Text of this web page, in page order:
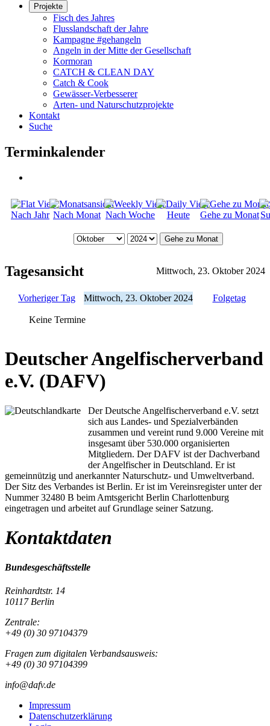
Projekte
Fisch des Jahres
Flusslandschaft der Jahre
Kampagne #gehangeln
Angeln in der Mitte der Gesellschaft
Kormoran
CATCH & CLEAN DAY
Catch & Cook
Gewässer-Verbesserer
Arten- und Naturschutzprojekte
Kontakt
Suche
Terminkalender
Nach Jahr Nach Monat Nach Woche Heute Gehe zu Monat
Gehe zu Monat
Tagesansicht Mittwoch, 23. Oktober 2024
Vorheriger Tag Mittwoch, 23. Oktober 2024 Folgetag
Keine Termine
Deutscher Angelfischerverband
e.V. (DAFV)
Der Deutsche Angelfischerverband e.V. setzt
sich aus Landes- und Spezialverbänden
zusammen und vereint rund 9.000 Vereine mit
insgesamt über 530.000 organisierten
Mitgliedern. Der DAFV ist der Dachverband
der Angelfischer in Deutschland. Er ist
gemeinnützig und anerkannter Naturschutz- und Umweltverband.
Der Sitz des Verbandes ist Berlin. Er ist im Vereinsregister unter der
Nummer 32480 B beim Amtsgericht Berlin Charlottenburg
eingetragen und arbeitet auf Grundlage seiner Satzung.
Kontaktdaten
Bundesgeschäftsstelle
Reinhardtstr. 14
10117 Berlin
Zentrale:
+49 (0) 30 97104379
Fragen zum digitalen Verbandsausweis:
+49 (0) 30 97104399
info@dafv.de
Impressum
Datenschutzerklärung